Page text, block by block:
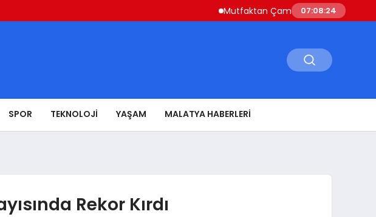
Mutfaktan Çamaşır Odasına Evin Ritmini
07:08:25
SPOR TEKNOLOJI YAŞAM MALATYA HABERLERI
Rekor Kırdı